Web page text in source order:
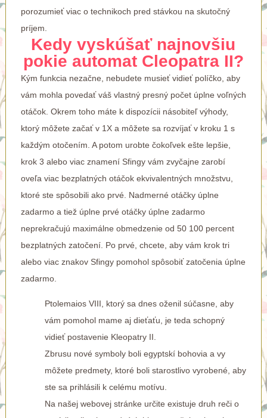
porozumieť viac o technikoch pred stávkou na skutočný
príjem.
Kedy vyskúšať najnovšiu
pokie automat Cleopatra II?
Kým funkcia nezačne, nebudete musieť vidieť políčko, aby
vám mohla povedať váš vlastný presný počet úplne voľných
otáčok. Okrem toho máte k dispozícii násobiteľ výhody,
ktorý môžete začať v 1X a môžete sa rozvíjať v kroku 1 s
každým otočením. A potom urobte čokoľvek ešte lepšie,
krok 3 alebo viac znamení Sfingy vám zvyčajne zarobí
oveľa viac bezplatných otáčok ekvivalentných množstvu,
ktoré ste spôsobili ako prvé. Nadmerné otáčky úplne
zadarmo a tiež úplne prvé otáčky úplne zadarmo
neprekračujú maximálne obmedzenie od 50 100 percent
bezplatných zatočení. Po prvé, chcete, aby vám krok tri
alebo viac znakov Sfingy pomohol spôsobiť zatočenia úplne
zadarmo.
Ptolemaios VIII, ktorý sa dnes oženil súčasne, aby
vám pomohol mame aj dieťaťu, je teda schopný
vidieť postavenie Kleopatry II.
Zbrusu nové symboly boli egyptskí bohovia a vy
môžete predmety, ktoré boli starostlivo vyrobené, aby
ste sa prihlásili k celému motívu.
Na našej webovej stránke určite existuje druh reči o